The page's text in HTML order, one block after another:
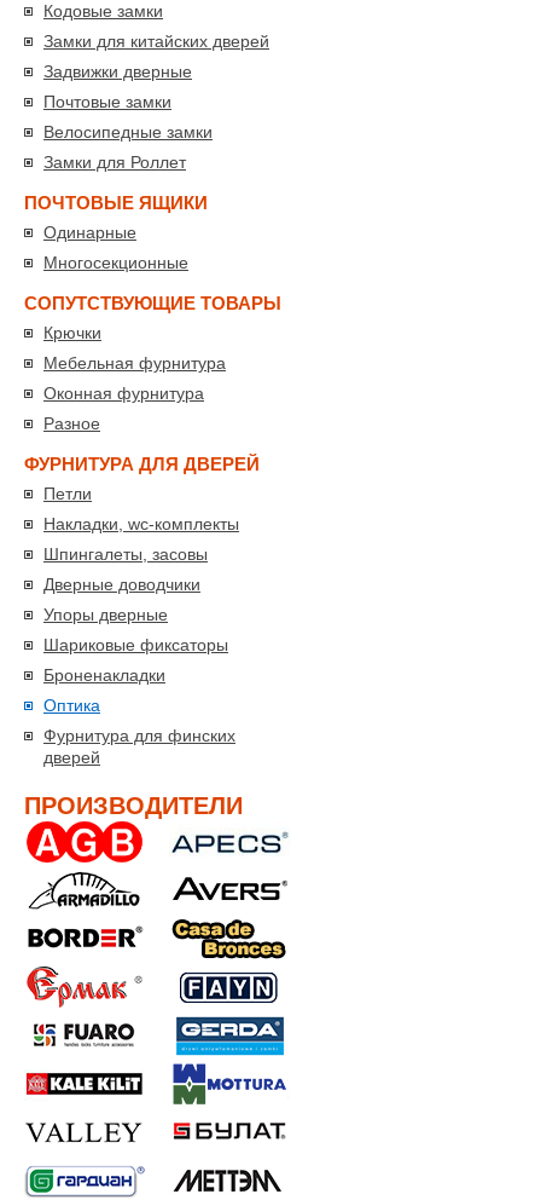
Кодовые замки
Замки для китайских дверей
Задвижки дверные
Почтовые замки
Велосипедные замки
Замки для Роллет
ПОЧТОВЫЕ ЯЩИКИ
Одинарные
Многосекционные
СОПУТСТВУЮЩИЕ ТОВАРЫ
Крючки
Мебельная фурнитура
Оконная фурнитура
Разное
ФУРНИТУРА ДЛЯ ДВЕРЕЙ
Петли
Накладки, wc-комплекты
Шпингалеты, засовы
Дверные доводчики
Упоры дверные
Шариковые фиксаторы
Броненакладки
Оптика
Фурнитура для финских
дверей
ПРОИЗВОДИТЕЛИ